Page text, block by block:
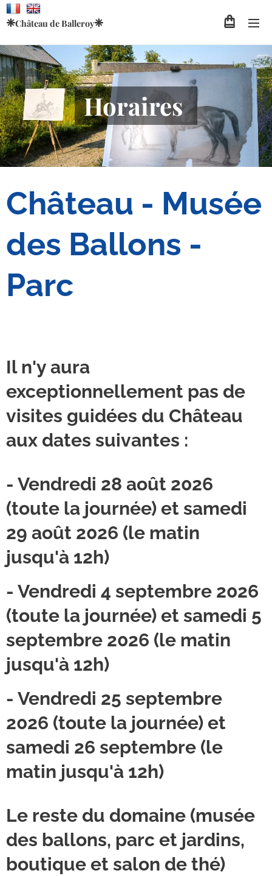
❈Château de Balleroy❈
Horaires
Château - Musée
des Ballons -
Parc
Il n'y aura
exceptionnellement pas de
visites guidées du Château
aux dates suivantes :
- Vendredi 28 août 2026
(toute la journée) et samedi
29 août 2026 (le matin
jusqu'à 12h)
- Vendredi 4 septembre 2026
(toute la journée) et samedi 5
septembre 2026 (le matin
jusqu'à 12h)
- Vendredi 25 septembre
2026 (toute la journée) et
samedi 26 septembre (le
matin jusqu'à 12h)
Le reste du domaine (musée
des ballons, parc et jardins,
boutique et salon de thé)